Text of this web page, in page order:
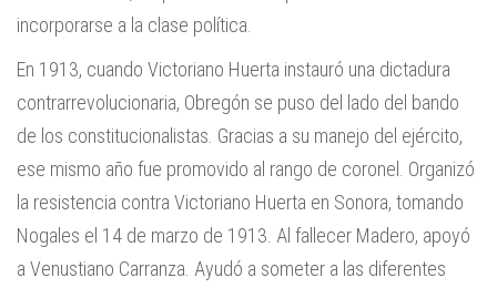
incorporarse a la clase política.
En 1913, cuando Victoriano Huerta instauró una dictadura
contrarrevolucionaria, Obregón se puso del lado del bando
de los constitucionalistas. Gracias a su manejo del ejército,
ese mismo año fue promovido al rango de coronel. Organizó
la resistencia contra Victoriano Huerta en Sonora, tomando
Nogales el 14 de marzo de 1913. Al fallecer Madero, apoyó
a Venustiano Carranza. Ayudó a someter a las diferentes